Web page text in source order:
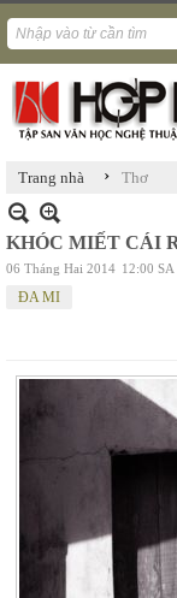
Trang nhà › Thơ
KHÓC MIẾT CÁI
06 Tháng Hai 2014 12:00 SA
ĐA MI